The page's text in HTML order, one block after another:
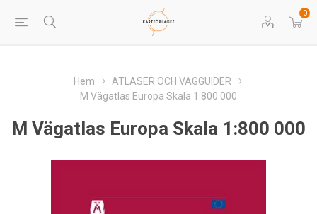
0
Hem
ATLASER OCH VÄGGUIDER
M Vägatlas Europa Skala 1:800 000
M Vägatlas Europa Skala 1:800 000